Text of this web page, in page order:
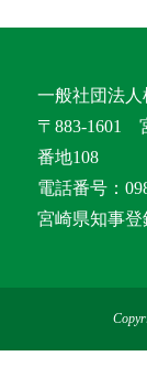
一般社団法
〒883-1601
番地108
電話番号：
宮崎県知事